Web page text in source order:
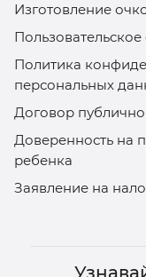
Изготовление
Политика
персональных
Договор
Доверенность на
ребенка
Заявление на